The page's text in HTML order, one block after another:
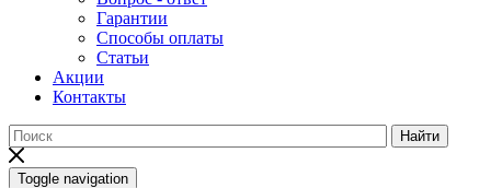
Гарантии
Способы оплаты
Статьи
Акции
Контакты
Найти
Toggle navigation